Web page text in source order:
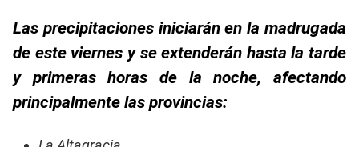
Las precipitaciones iniciarán en la madrugada
de este viernes y se extenderán hasta la tarde
y primeras horas de la noche, afectando
principalmente las provincias: